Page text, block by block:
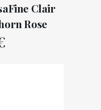
Clair
Rose